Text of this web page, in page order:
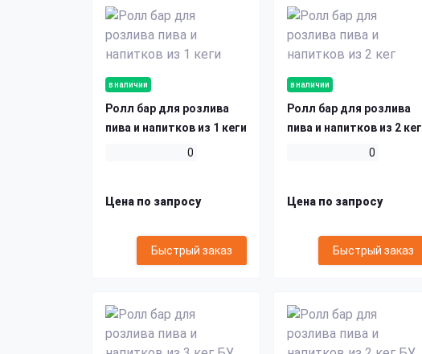
в наличии
Ролл бар для розлива
пива и напитков из 1 кеги
0
Цена по запросу
Быстрый заказ
в наличии
Ролл бар для розлива
пива и напитков из 2 кег
0
Цена по запросу
Быстрый заказ